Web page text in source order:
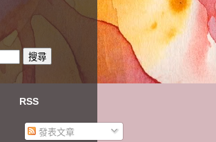
RSS
發表文章